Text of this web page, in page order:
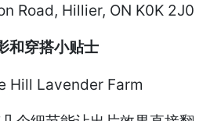
Road, Hillier, ON K0K 2J0
和穿搭小贴士